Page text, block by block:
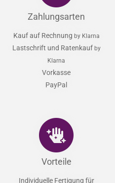
Zahlungsarten
Kauf auf Rechnung by Klarna
Lastschrift und Ratenkauf by
Klarna
Vorkasse
PayPal
Vorteile
Individuelle Fertigung für